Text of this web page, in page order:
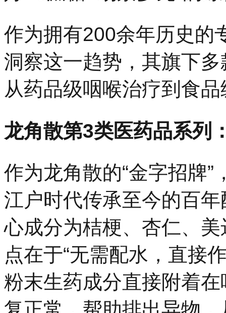
作为拥有200余年历史的
洞察这一趋势，其旗下
从药品级咽喉治疗到食
龙角散第3类医药品系列
作为龙角散的“金字招牌
江户时代传承至今的百
心成分为桔梗、杏仁、
点在于“无需配水，直
粉末生药成分直接附着